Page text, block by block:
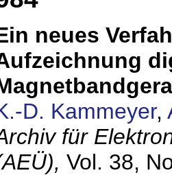
neues
D. Kammeyer,
für
Vol. 38,